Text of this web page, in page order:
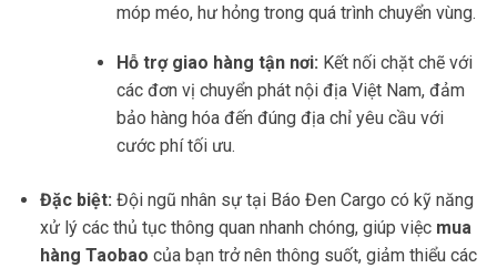
móp méo, hư hỏng trong quá trình chuyển vùng.
Hỗ trợ giao hàng tận nơi: Kết nối chặt chẽ với
các đơn vị chuyển phát nội địa Việt Nam, đảm
bảo hàng hóa đến đúng địa chỉ yêu cầu với
cước phí tối ưu.
Đặc biệt: Đội ngũ nhân sự tại Báo Đen Cargo có kỹ năng
xử lý các thủ tục thông quan nhanh chóng, giúp việc mua
hàng Taobao của bạn trở nên thông suốt, giảm thiểu các